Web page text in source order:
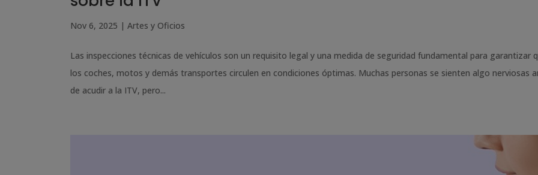
Nov 6, 2025 | Artes y Oficios
Las inspecciones técnicas de vehículos son un requisito legal y una medida de seguridad fundamental para garantizar
los coches, motos y demás transportes circulen en condiciones óptimas. Muchas personas se sienten algo nerviosas
de acudir a la ITV, pero...